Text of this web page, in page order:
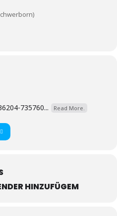
735760... Read More.
HINZUFÜGEM